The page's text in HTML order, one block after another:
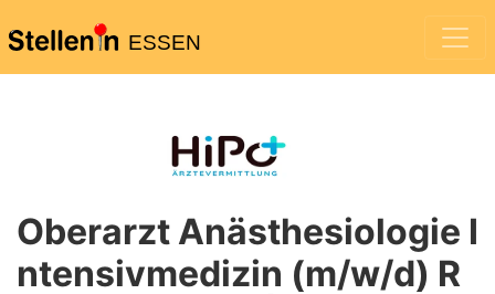
ESSEN
Oberarzt Anästhesiologie I
ntensivmedizin (m/w/d) R